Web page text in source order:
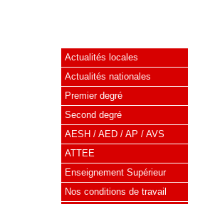
Actualités locales
Actualités nationales
Premier degré
Second degré
AESH / AED / AP / AVS
ATTEE
Enseignement Supérieur
Nos conditions de travail